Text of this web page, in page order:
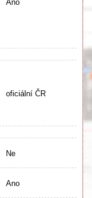
Ano
oficiální ČR
Ne
Ano